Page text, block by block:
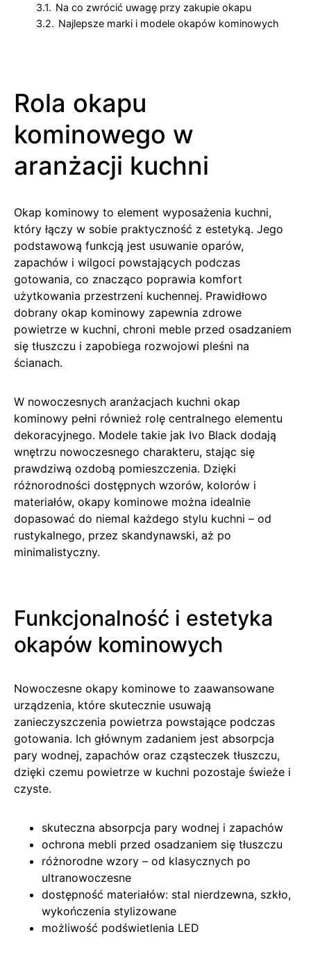
3.1. Na co zwrócić uwagę przy zakupie okapu
3.2. Najlepsze marki i modele okapów kominowych
Rola okapu
kominowego w
aranżacji kuchni
Okap kominowy to element wyposażenia kuchni,
który łączy w sobie praktyczność z estetyką. Jego
podstawową funkcją jest usuwanie oparów,
zapachów i wilgoci powstających podczas
gotowania, co znacząco poprawia komfort
użytkowania przestrzeni kuchennej. Prawidłowo
dobrany okap kominowy zapewnia zdrowe
powietrze w kuchni, chroni meble przed osadzaniem
się tłuszczu i zapobiega rozwojowi pleśni na
ścianach.
W nowoczesnych aranżacjach kuchni okap
kominowy pełni również rolę centralnego elementu
dekoracyjnego. Modele takie jak Ivo Black dodają
wnętrzu nowoczesnego charakteru, stając się
prawdziwą ozdobą pomieszczenia. Dzięki
różnorodności dostępnych wzorów, kolorów i
materiałów, okapy kominowe można idealnie
dopasować do niemal każdego stylu kuchni – od
rustykalnego, przez skandynawski, aż po
minimalistyczny.
Funkcjonalność i estetyka
okapów kominowych
Nowoczesne okapy kominowe to zaawansowane
urządzenia, które skutecznie usuwają
zanieczyszczenia powietrza powstające podczas
gotowania. Ich głównym zadaniem jest absorpcja
pary wodnej, zapachów oraz cząsteczek tłuszczu,
dzięki czemu powietrze w kuchni pozostaje świeże i
czyste.
skuteczna absorpcja pary wodnej i zapachów
ochrona mebli przed osadzaniem się tłuszczu
różnorodne wzory – od klasycznych po
ultranowoczesne
dostępność materiałów: stal nierdzewna, szkło,
wykończenia stylizowane
możliwość podświetlenia LED